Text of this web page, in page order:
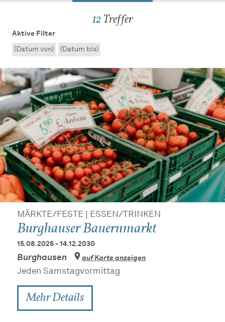
12Treffer
Aktive Filter
(Datum von) (Datum bis)
MÄRKTE/FESTE | ESSEN/TRINKEN
Burghauser Bauernmarkt
15.08.2026 - 14.12.2030
Burghausen auf Karte anzeigen
Jeden Samstagvormittag
Mehr Details